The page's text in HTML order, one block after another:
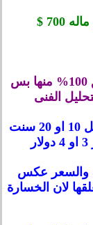
$
انا خسرت علشان دخلت صفقة كنت واثق 100% منها بس
الفنى
عادى ايه المشكلة لو كنت دخلتها بلوت قليل 10 او 20 سنت
دولار للنقطة والسعر عكس
لان الخسارة